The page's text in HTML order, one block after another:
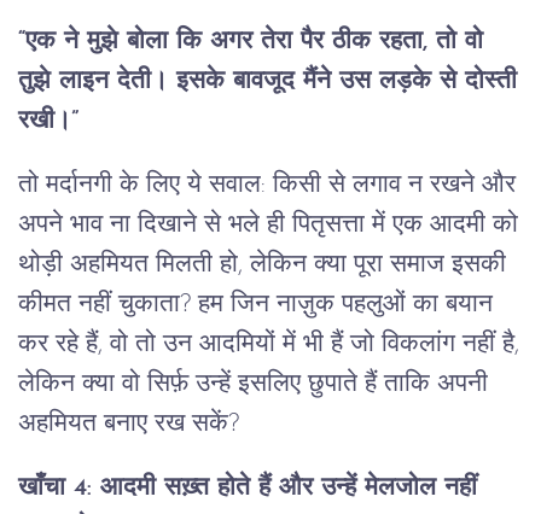
“एक ने मुझे बोला कि अगर तेरा पैर ठीक रहता, तो वो
तुझे लाइन देती। इसके बावजूद मैंने उस लड़के से दोस्ती
रखी।”
तो मर्दानगी के लिए ये सवाल: किसी से लगाव न रखने और
अपने भाव ना दिखाने से भले ही पितृसत्ता में एक आदमी को
थोड़ी अहमियत मिलती हो, लेकिन क्या पूरा समाज इसकी
कीमत नहीं चुकाता? हम जिन नाज़ुक पहलुओं का बयान
कर रहे हैं, वो तो उन आदमियों में भी हैं जो विकलांग नहीं है,
लेकिन क्या वो सिर्फ़ उन्हें इसलिए छुपाते हैं ताकि अपनी
अहमियत बनाए रख सकें?
खाँचा 4: आदमी सख़्त होते हैं और उन्हें मेलजोल नहीं